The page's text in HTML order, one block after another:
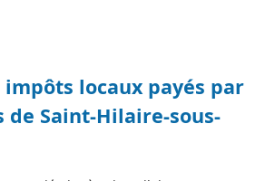
locaux payés par
de Saint-Hilaire-sous-